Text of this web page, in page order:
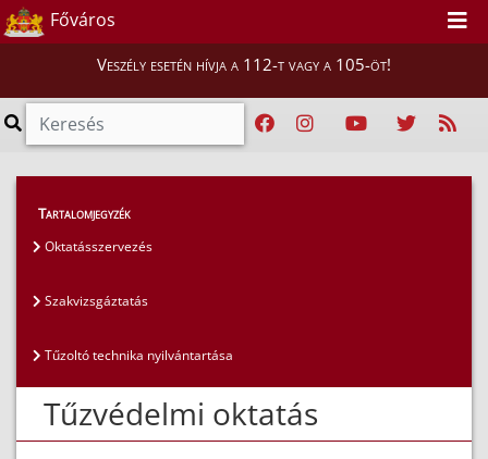
Főváros
Veszély esetén hívja a 112-t vagy a 105-öt!
Hatósági ügyek
Hatósági jogkörök és nyilvántartások
Tartalomjegyzék
Oktatásszervezés
Szakvizsgáztatás
Tűzoltó technika nyilvántartása
Tűzvédelmi oktatás